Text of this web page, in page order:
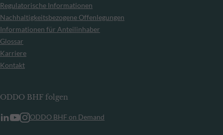
Regulatorische Informationen
Nachhaltigkeitsbezogene Offenlegungen
Informationen für Anteilinhaber
Glossar
Karriere
Kontakt
ODDO BHF folgen
ODDO BHF on Demand